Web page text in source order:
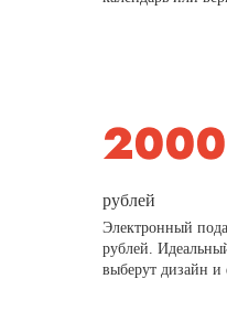
рублей
Электронный
рублей.
выберут дизайн и